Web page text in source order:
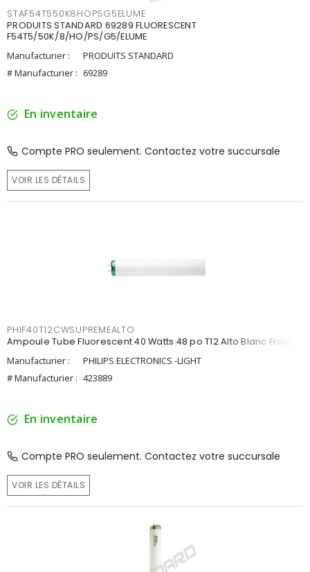
STAF54T550K8HOPSG5ELUME
PRODUITS STANDARD 69289 FLUORESCENT
F54T5/50K/8/HO/PS/G5/ELUME
Manufacturier :
PRODUITS STANDARD
# Manufacturier : 69289
En inventaire
Compte PRO seulement. Contactez votre succursale
VOIR LES DÉTAILS
PHIF40T12CWSUPREMEALTO
Ampoule Tube Fluorescent 40 Watts 48 po T12 Alto Blanc Froid
Manufacturier :
PHILIPS ELECTRONICS -LIGHT
# Manufacturier : 423889
En inventaire
Compte PRO seulement. Contactez votre succursale
VOIR LES DÉTAILS